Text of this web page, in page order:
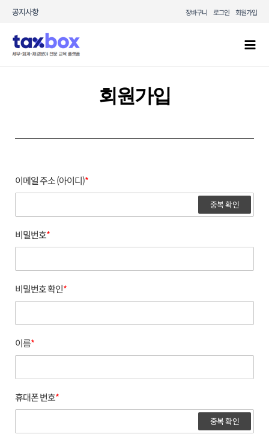
콘텐츠로
공지사항 장바구니 로그인 회원가입
회원가입
이메일 주소 (아이디)*
중복 확인
비밀번호*
비밀번호 확인*
이름*
휴대폰 번호*
중복 확인